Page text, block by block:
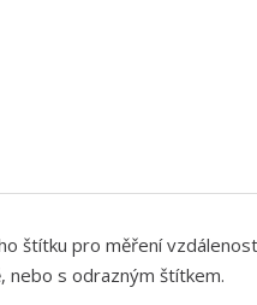
štítku pro měření
nebo s odrazným štítkem.